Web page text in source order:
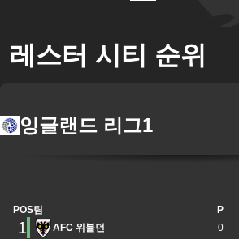
저는 24세 미만입니다
레스터 시티 순위
잉글랜드 리그1
POS팀 P
1 AFC 위블던 0